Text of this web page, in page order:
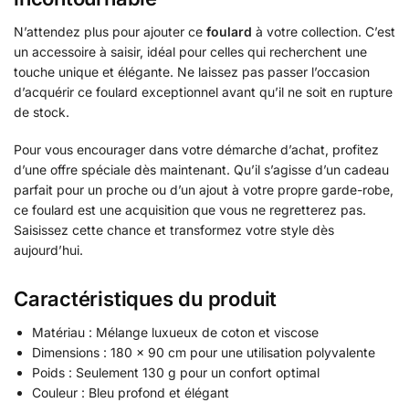
N’attendez plus pour ajouter ce foulard à votre collection. C’est
un accessoire à saisir, idéal pour celles qui recherchent une
touche unique et élégante. Ne laissez pas passer l’occasion
d’acquérir ce foulard exceptionnel avant qu’il ne soit en rupture
de stock.
Pour vous encourager dans votre démarche d’achat, profitez
d’une offre spéciale dès maintenant. Qu’il s’agisse d’un cadeau
parfait pour un proche ou d’un ajout à votre propre garde-robe,
ce foulard est une acquisition que vous ne regretterez pas.
Saisissez cette chance et transformez votre style dès
aujourd’hui.
Caractéristiques du produit
Matériau : Mélange luxueux de coton et viscose
Dimensions : 180 x 90 cm pour une utilisation polyvalente
Poids : Seulement 130 g pour un confort optimal
Couleur : Bleu profond et élégant